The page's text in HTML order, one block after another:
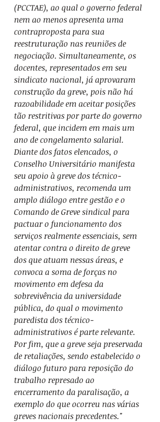
(PCCTAE), ao qual o governo federal
nem ao menos apresenta uma
contraproposta para sua
reestruturação nas reuniões de
negociação. Simultaneamente, os
docentes, representados em seu
sindicato nacional, já aprovaram
construção da greve, pois não há
razoabilidade em aceitar posições
tão restritivas por parte do governo
federal, que incidem em mais um
ano de congelamento salarial.
Diante dos fatos elencados, o
Conselho Universitário manifesta
seu apoio à greve dos técnico-
administrativos, recomenda um
amplo diálogo entre gestão e o
Comando de Greve sindical para
pactuar o funcionamento dos
serviços realmente essenciais, sem
atentar contra o direito de greve
dos que atuam nessas áreas, e
convoca a soma de forças no
movimento em defesa da
sobrevivência da universidade
pública, do qual o movimento
paredista dos técnico-
administrativos é parte relevante.
Por fim, que a greve seja preservada
de retaliações, sendo estabelecido o
diálogo futuro para reposição do
trabalho represado ao
encerramento da paralisação, a
exemplo do que ocorreu nas várias
greves nacionais precedentes."